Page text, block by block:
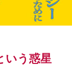
いう惑星